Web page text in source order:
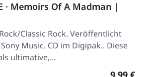
· Memoirs Of A Madman |
Classic Rock. Veröffentlicht
Music. CD im Digipak.. Diese
ultimative,…